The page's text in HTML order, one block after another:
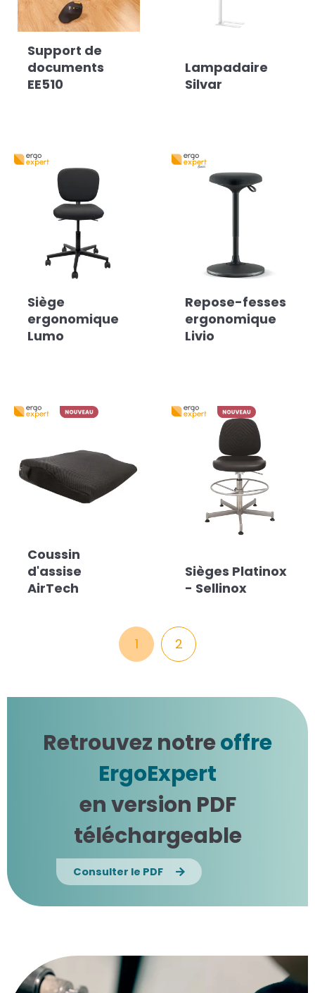
Support de
documents
EE510
Lampadaire
Silvar
Siège
ergonomique
Lumo
Repose-fesses
ergonomique
Livio
Coussin
d'assise
AirTech
Sièges Platinox
- Sellinox
1 2
Retrouvez notreoffre
ErgoExpert
en version PDF
téléchargeable
Consulter le PDF